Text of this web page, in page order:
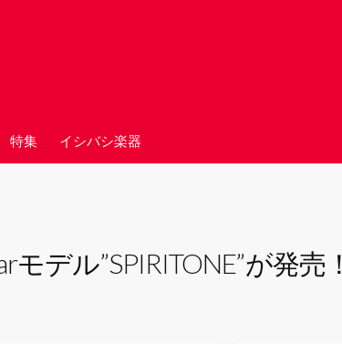
特集 イシバシ楽器
デル”SPIRITONE”が発売！